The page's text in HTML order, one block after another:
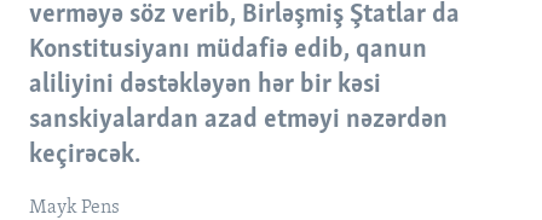
verməyə söz verib, Birləşmiş Ştatlar da
Konstitusiyanı müdafiə edib, qanun
aliliyini dəstəkləyən hər bir kəsi
sanskiyalardan azad etməyi nəzərdən
keçirəcək.
Mayk Pens